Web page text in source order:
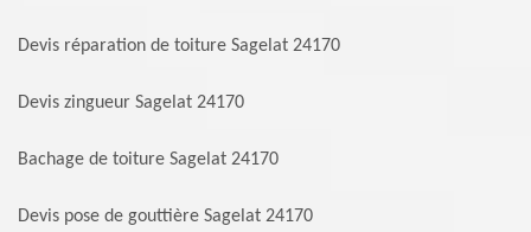
Devis réparation de toiture Sagelat 24170
Devis zingueur Sagelat 24170
Bachage de toiture Sagelat 24170
Devis pose de gouttière Sagelat 24170